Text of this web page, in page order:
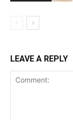
LEAVE A REPLY